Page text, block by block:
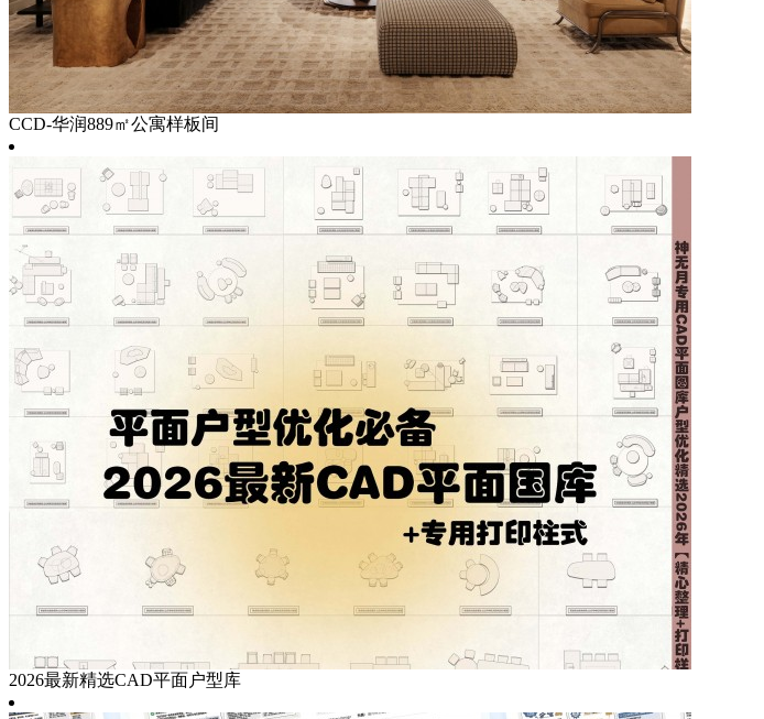
CCD-华润889㎡公寓样板间
2026最新精选CAD平面户型库